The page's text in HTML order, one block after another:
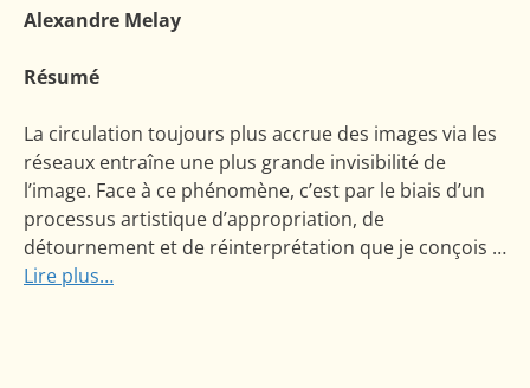
Alexandre Melay
Résumé
La circulation toujours plus accrue des images via les
réseaux entraîne une plus grande invisibilité de
l’image. Face à ce phénomène, c’est par le biais d’un
processus artistique d’appropriation, de
détournement et de réinterprétation que je conçois …
Lire plus…